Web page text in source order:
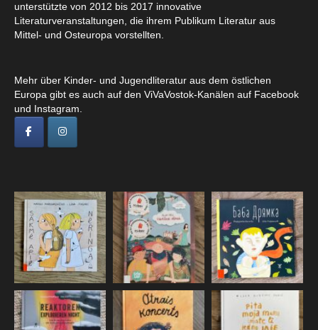
unterstützte von 2012 bis 2017 innovative
Literaturveranstaltungen, die ihrem Publikum Literatur aus
Mittel- und Osteuropa vorstellten.
Mehr über Kinder- und Jugendliteratur aus dem östlichen
Europa gibt es auch auf den ViVaVostok-Kanälen auf Facebook
und Instagram.